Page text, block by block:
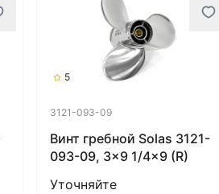
5
3121-093-09
Винт гребной Solas 3121-
093-09, 3x9 1/4x9 (R)
Уточняйте